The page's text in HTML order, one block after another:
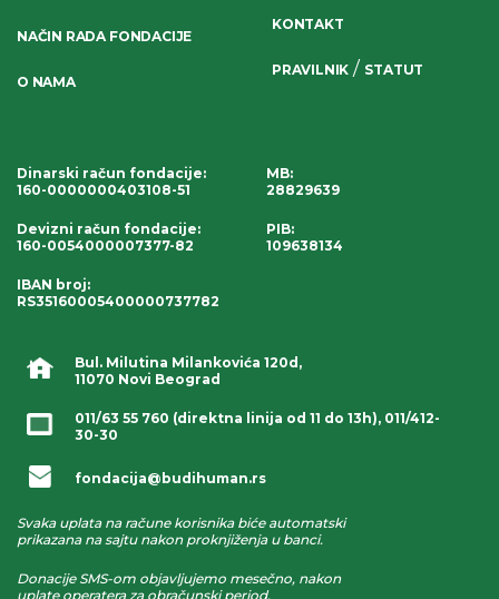
Bul. Milutina Milankovića 120d,
11070 Novi Beograd
011/63 55 760 (direktna linija od 11 do 13h), 011/412-
30-30
fondacija@budihuman.rs
Svaka uplata na račune korisnika biće automatski
prikazana na sajtu nakon proknjiženja u banci.
Donacije SMS-om objavljujemo mesečno, nakon
uplate operatera za obračunski period.
NAČIN RADA FONDACIJE
O NAMA
KONTAKT
PRAVILNIK / STATUT
Dinarski račun fondacije:
160-0000000403108-51
Devizni račun fondacije:
160-0054000007377-82
IBAN broj:
RS35160005400000737782
MB:
28829639
PIB:
109638134